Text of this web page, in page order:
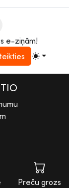
Preču grozs
e-ziņām!
bez